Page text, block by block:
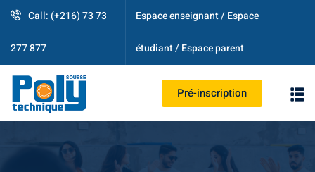
Call: (+216) 73 73
277 877
Espace enseignant / Espace
étudiant / Espace parent
Pré-inscription